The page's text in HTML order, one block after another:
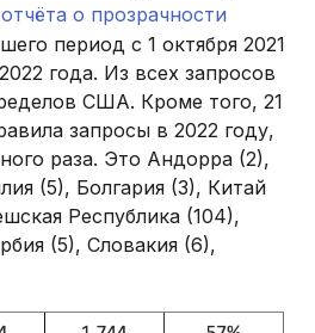
отчёта о прозрачности
период с 1 октября 2021
года. Из всех запросов
США. Кроме того, 21
запросы в 2022 году,
раза. Это Андорра (2),
(5), Болгария (3), Китай
Республика (104),
(5), Словакия (6),